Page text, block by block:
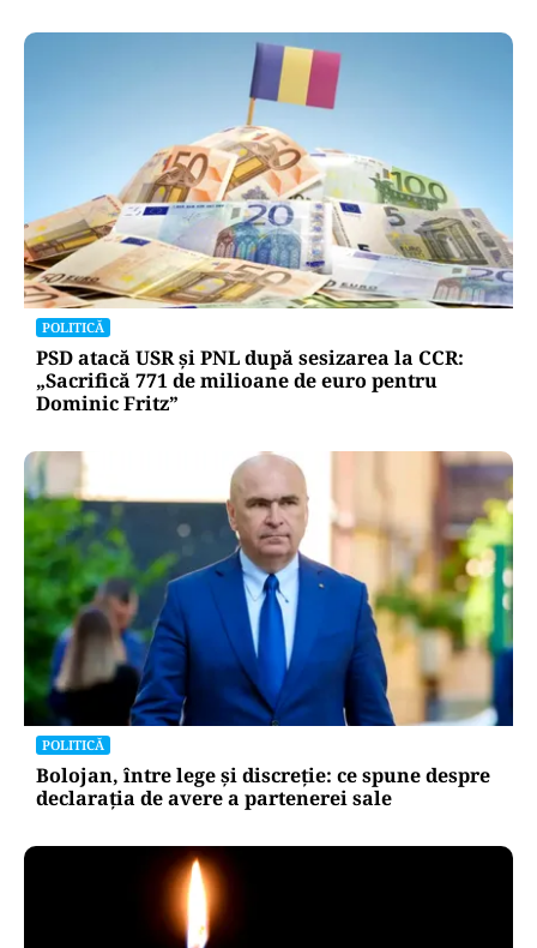
POLITICĂ
PSD atacă USR și PNL după sesizarea la CCR:
„Sacrifică 771 de milioane de euro pentru
Dominic Fritz”
POLITICĂ
Bolojan, între lege și discreție: ce spune despre
declarația de avere a partenerei sale